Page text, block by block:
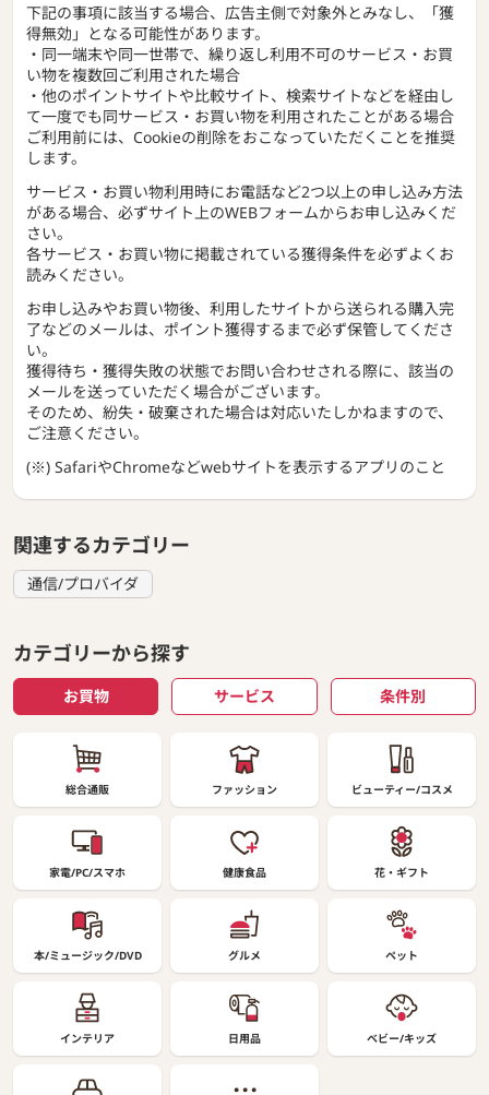
下記の事項に該当する場合、広告主側で対象外とみなし、「獲
得無効」となる可能性があります。
・同一端末や同一世帯で、繰り返し利用不可のサービス・お買
い物を複数回ご利用された場合
・他のポイントサイトや比較サイト、検索サイトなどを経由し
て一度でも同サービス・お買い物を利用されたことがある場合
ご利用前には、Cookieの削除をおこなっていただくことを推奨
します。
サービス・お買い物利用時にお電話など2つ以上の申し込み方法
がある場合、必ずサイト上のWEBフォームからお申し込みくだ
さい。
各サービス・お買い物に掲載されている獲得条件を必ずよくお
読みください。
お申し込みやお買い物後、利用したサイトから送られる購入完
了などのメールは、ポイント獲得するまで必ず保管してくださ
い。
獲得待ち・獲得失敗の状態でお問い合わせされる際に、該当の
メールを送っていただく場合がございます。
そのため、紛失・破棄された場合は対応いたしかねますので、
ご注意ください。
(※) SafariやChromeなどwebサイトを表示するアプリのこと
関連するカテゴリー
通信/プロバイダ
カテゴリーから探す
お買物 サービス 条件別
総合通販 ファッション ビューティー/コスメ
家電/PC/スマホ 健康食品 花・ギフト
本/ミュージック/DVD グルメ ペット
インテリア 日用品 ベビー/キッズ